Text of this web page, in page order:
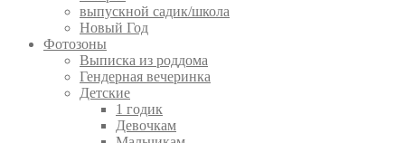
выпускной садик/школа
Новый Год
Фотозоны
Выписка из роддома
Гендерная вечеринка
Детские
1 годик
Девочкам